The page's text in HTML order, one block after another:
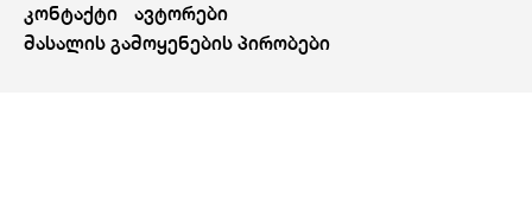
კონტაქტი
ავტორები
მასალის გამოყენების პირობები